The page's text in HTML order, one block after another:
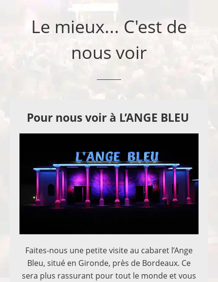
Le mieux... C'est de
nous voir
Pour nous voir à L’ANGE BLEU
Faites-nous une petite visite au cabaret l’Ange
Bleu, situé en Gironde, près de Bordeaux. Ce
sera plus rassurant pour tout le monde et vous